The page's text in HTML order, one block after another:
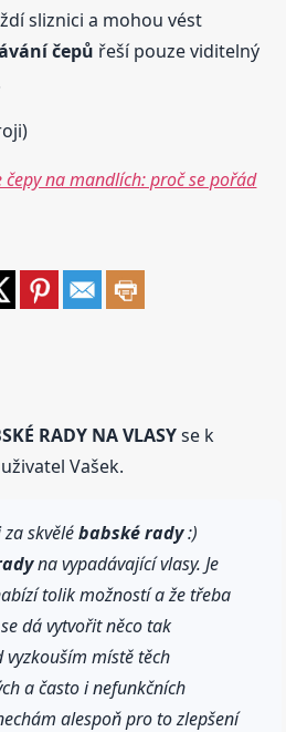
sliznici a mohou vést
čepů řeší pouze viditelný
čepy na mandlích: proč se pořád
RADY NA VLASYse k
Vašek.
za skvělébabské rady:)
na vypadávající vlasy. Je
tolik možností a že třeba
dá vytvořit něco tak
místě těch
a často i nefunkčních
alespoň pro to zlepšení